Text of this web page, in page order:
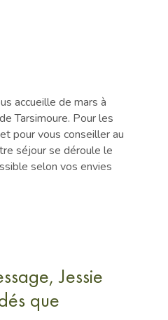
accueille de mars à
Tarsimoure. Pour les
pour vous conseiller au
séjour se déroule le
selon vos envies
Jessie
que